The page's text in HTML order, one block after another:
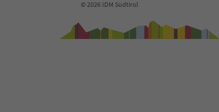
© 2026 IDM Südtirol